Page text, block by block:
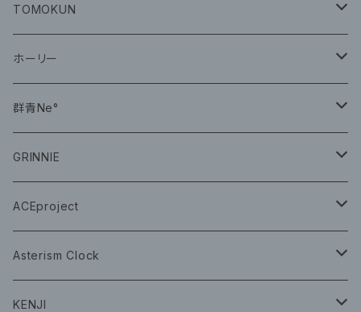
CD
グッズ
TOMOKUN
CD
ホーリー
CD
群青Ne°
CD
グッズ
GRINNIE
グッズ
ACEproject
グッズ
CD
Asterism Clock
グッズ
KENJI